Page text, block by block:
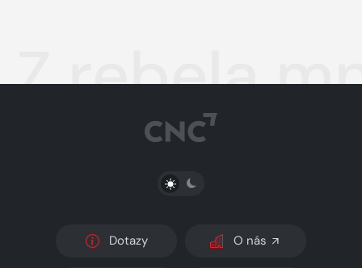
Z rebela
PŘEPNOUT SVĚTLÝ/TMAVÝ REŽIM
Dotazy O nás